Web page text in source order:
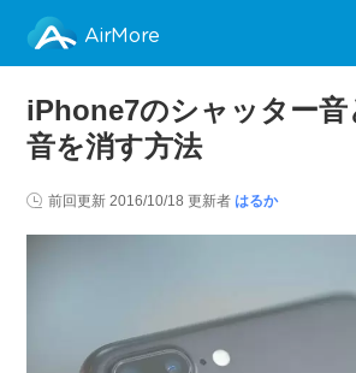
AirMore
iPhone7のシャッター音
音を消す方法
前回更新2016/10/18 更新者はるか